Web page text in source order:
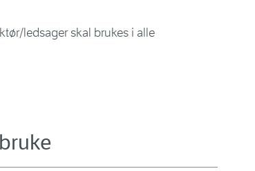
ledsager skal brukes i alle